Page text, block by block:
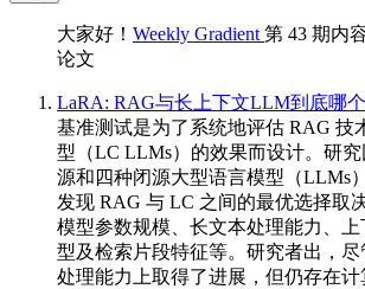
大家好！ Weekly Gradient 第 43 期内
论文
LaRA: RAG与长上下文LLM到底哪
基准测试是为了系统地评估 RAG 技
型（LC LLMs）的效果而设计。研
源和四种闭源大型语言模型（LLMs
发现 RAG 与 LC 之间的最优选择取
模型参数规模、长文本处理能力、
型及检索片段特征等。研究者出，
处理能力上取得了进展，但仍存在